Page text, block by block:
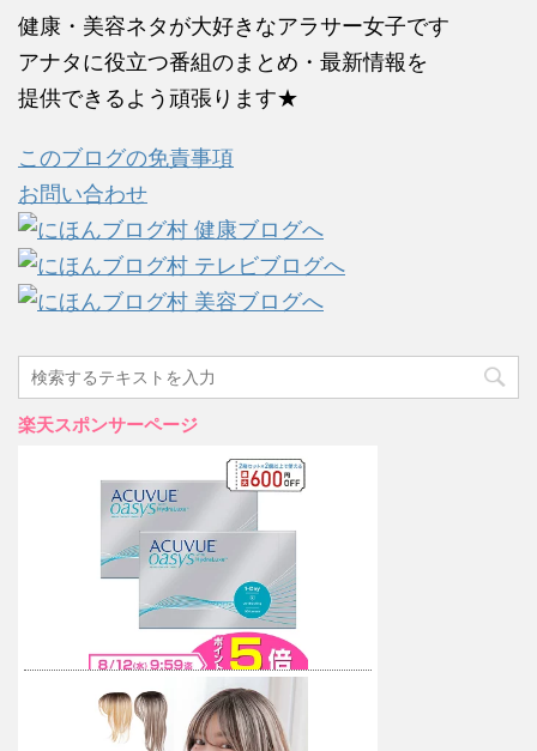
健康・美容ネタが大好きなアラサー女子です
アナタに役立つ番組のまとめ・最新情報を
提供できるよう頑張ります★
このブログの免責事項
お問い合わせ
楽天スポンサーページ